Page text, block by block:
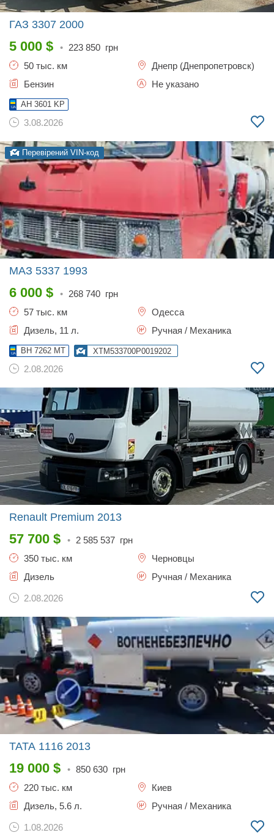
ГАЗ 3307 2000
5 000 $ • 223 850 грн
50 тыс. км
Днепр (Днепропетровск)
Бензин
Не указано
AH 3601 KP
3.08.2026
Перевірений VIN-код
МАЗ 5337 1993
6 000 $ • 268 740 грн
57 тыс. км
Одесса
Дизель, 11 л.
Ручная / Механика
BH 7262 MT XTM533700P0019202
2.08.2026
Renault Premium 2013
57 700 $ • 2 585 537 грн
350 тыс. км
Черновцы
Дизель
Ручная / Механика
2.08.2026
TATA 1116 2013
19 000 $ • 850 630 грн
220 тыс. км
Киев
Дизель, 5.6 л.
Ручная / Механика
1.08.2026